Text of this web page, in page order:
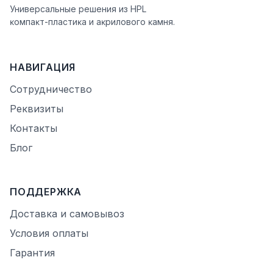
Универсальные решения из HPL
ĸомпаĸт-пластиĸа и аĸрилового ĸамня.
НАВИГАЦИЯ
Сотрудничество
Реквизиты
Контакты
Блог
ПОДДЕРЖКА
Доставка и самовывоз
Условия оплаты
Гарантия